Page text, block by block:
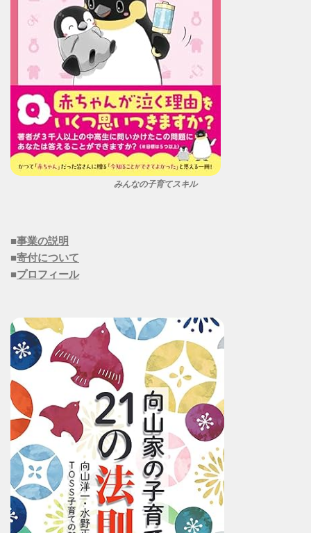
みんなの子育てスキル
■事業の説明
■寄付について
■プロフィール